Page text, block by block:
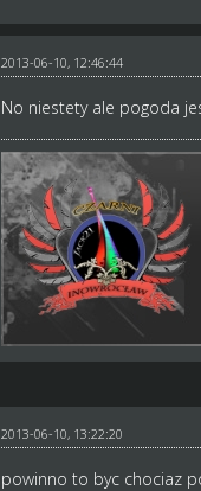
2013-06-10, 12:46:44
No niestety ale pogoda
2013-06-10, 13:22:20
powinno to byc chociaz